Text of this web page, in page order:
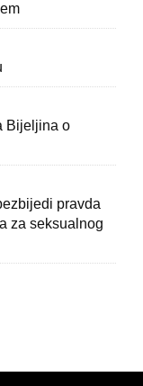
Bijeljina o
pravda
za seksualnog